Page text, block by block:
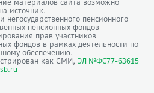
материалов сайта возможно
источник.
негосударственного пенсионного
пенсионных фондов –
прав участников
фондов в рамках деятельности по
обеспечению.
как СМИ, ЭЛ №ФС77-63615